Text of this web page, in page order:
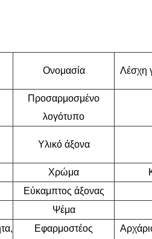
Ονομασία Λέσχη
Προσαρμοσμένο
λογότυπο
Υλικό άξονα
Χρώμα
Εύκαμπτος άξονας
Ψέμα
Εφαρμοστέος